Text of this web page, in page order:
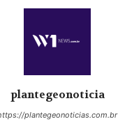
plantegeonoticia
plantegeonoticias.com.br